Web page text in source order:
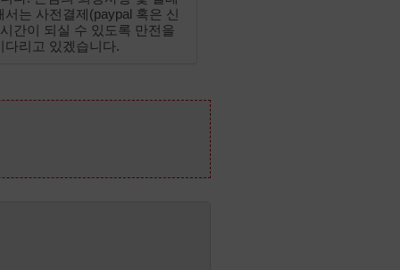
는 사전결제(paypal 혹은 신
간이 되실 수 있도록 만전을
리고 있겠습니다.